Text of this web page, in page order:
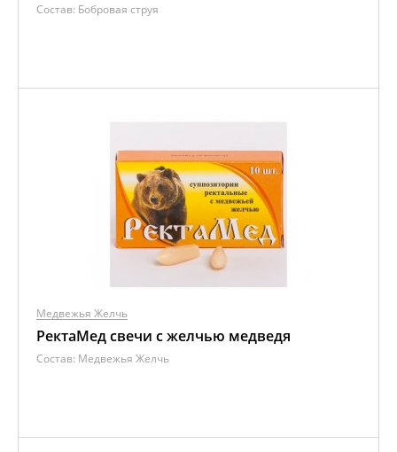
Состав: Бобровая струя
Медвежья Желчь
РектаМед свечи с желчью медведя
Состав: Медвежья Желчь